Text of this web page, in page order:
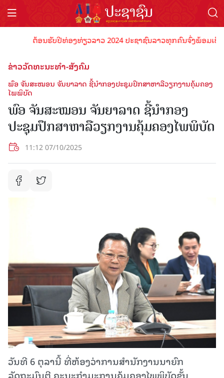
ຕ້ອນຮັບປີທ່ອງທ່ຽວລາວ 2024 ປະຊາຊົນລາວທຸກຄົນຈົ່ງພ້ອມເປັນ
ຂ່າວວັດທະນະທຳ-ສັງຄົມ
ພົອ ຈັນສະໝອນ ຈັນຍາລາດ ຊີ້ນຳກອງປະຊຸມປຶກສາຫາລືວຽກງານຄຸ້ມຄອງ
ໄພພິບັດ
ພົອ ຈັນສະໝອນ ຈັນຍາລາດ ຊີ້ນຳກອງ
ປະຊຸມປຶກສາຫາລືວຽກງານຄຸ້ມຄອງໄພພິບັດ
11:12 07/10/2025
ວັນທີ 6 ຕຸລານີ້ ທີ່ຫ້ອງວ່າການສໍານັກງານນາຍົກ
ລັດຖະມົນຕີ ຄະນະກໍາມະການຄຸ້ມຄອງໄພພິບັດຂັ້ນ